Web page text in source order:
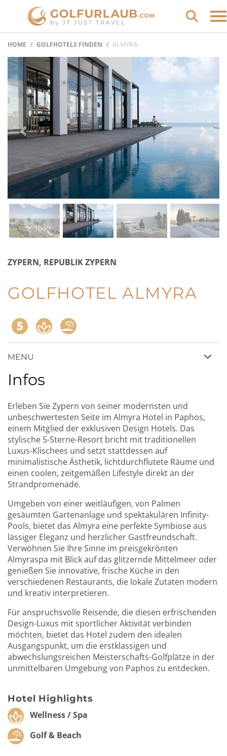
HOME GOLFHOTELS FINDEN ALMYRA
ZYPERN, REPUBLIK ZYPERN
GOLFHOTEL ALMYRA
MENU
Infos
Erleben Sie Zypern von seiner modernsten und
unbeschwertesten Seite im Almyra Hotel in Paphos,
einem Mitglied der exklusiven Design Hotels. Das
stylische 5-Sterne-Resort bricht mit traditionellen
Luxus-Klischees und setzt stattdessen auf
minimalistische Ästhetik, lichtdurchflutete Räume und
einen coolen, zeitgemäßen Lifestyle direkt an der
Strandpromenade.
Umgeben von einer weitläufigen, von Palmen
gesäumten Gartenanlage und spektakulären Infinity-
Pools, bietet das Almyra eine perfekte Symbiose aus
lässiger Eleganz und herzlicher Gastfreundschaft.
Verwöhnen Sie Ihre Sinne im preisgekrönten
Almyraspa mit Blick auf das glitzernde Mittelmeer oder
genießen Sie innovative, frische Küche in den
verschiedenen Restaurants, die lokale Zutaten modern
und kreativ interpretieren.
Für anspruchsvolle Reisende, die diesen erfrischenden
Design-Luxus mit sportlicher Aktivität verbinden
möchten, bietet das Hotel zudem den idealen
Ausgangspunkt, um die erstklassigen und
abwechslungsreichen Meisterschafts-Golfplätze in der
unmittelbaren Umgebung von Paphos zu entdecken.
Hotel Highlights
Wellness / Spa
Golf & Beach